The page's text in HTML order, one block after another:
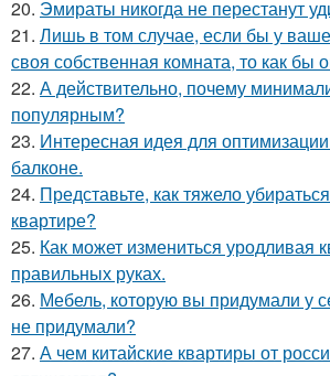
20. Эмираты никогда не перестанут
21. Лишь в том случае, если бы у
своя собственная комната, то как бы
22. А действительно, почему
популярным?
23. Интересная идея для
балконе.
24. Представьте, как тяжело
квартире?
25. Как может измениться уродливая
правильных руках.
26. Мебель, которую вы придумали у
не придумали?
27. А чем китайские квартиры от